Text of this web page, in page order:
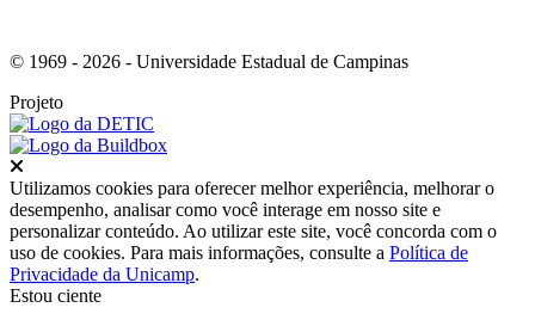
© 1969 - 2026 - Universidade Estadual de Campinas
Projeto
Utilizamos cookies para oferecer melhor experiência, melhorar o
desempenho, analisar como você interage em nosso site e
personalizar conteúdo. Ao utilizar este site, você concorda com o
uso de cookies. Para mais informações, consulte a Política de
Privacidade da Unicamp.
Estou ciente